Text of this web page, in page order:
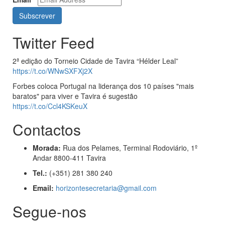
Twitter Feed
2ª edição do Torneio Cidade de Tavira “Hélder Leal”
https://t.co/WNwSXFXj2X
Forbes coloca Portugal na liderança dos 10 países "mais
baratos" para viver e Tavira é sugestão
https://t.co/Ccl4KSKeuX
Contactos
Morada: Rua dos Pelames, Terminal Rodoviário, 1º
Andar 8800-411 Tavira
Tel.: (+351) 281 380 240
Email: horizontesecretaria@gmail.com
Segue-nos